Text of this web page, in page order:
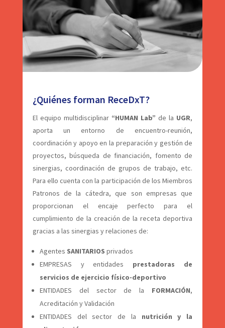
¿Quiénes forman ReceDxT?
El equipo multidisciplinar “HUMAN Lab” de la UGR,
aporta un entorno de encuentro-reunión,
coordinación y apoyo en la preparación y gestión de
proyectos, búsqueda de financiación, fomento de
sinergias, coordinación de grupos de trabajo, etc.
Para ello cuenta con la participación de los Miembros
Patronos de la cátedra, que son empresas que
proporcionan el encaje perfecto para el
cumplimiento de la creación de la receta deportiva
gracias a las sinergias y relaciones de:
Agentes SANITARIOS privados
EMPRESAS y entidades prestadoras de
servicios de ejercicio físico-deportivo
ENTIDADES del sector de la FORMACIÓN,
Acreditación y Validación
ENTIDADES del sector de la nutrición y la